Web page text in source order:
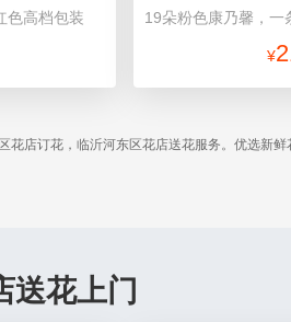
色高档包装
¥
花店订花，临沂河东区花店送花服务。优选新
送花上门